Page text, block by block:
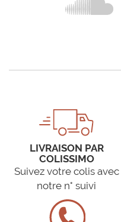
LIVRAISON PAR
COLISSIMO
Suivez votre colis avec
notre n° suivi